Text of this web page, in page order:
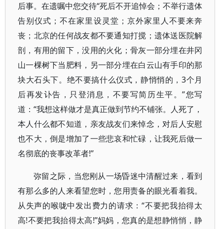
后事。在遗嘱中您交待“死后不开追悼会；不举行遗体
告别仪式；不在家里设灵堂；京外家里人不要来奔
丧；北京的任何战友都不要通知打搅；遗体送医院解
剖，有用的留下，没用的火化；骨灰一部分埋在井冈
山一棵树下当肥料，另一部分埋在白云山有手印的那
块大石头下。绝不要搞什么仪式，静悄悄的，3个月
后再发讣告，只登消息，不要写简历生平。”您写
道：“我想这样做才是真正做到节约不铺张。人死了，
本人什么都不知道，亲友战友们来悼念，对后人安慰
也不大，倒是增加了一些悲哀和忙碌，让我死后做一
名彻底的丧事改革者!”
弥留之际，当您刚从一场昏迷中清醒过来，看到
有那么多的人来看望您时，您用责备的眼光看着我。
从失声的喉咙中发出费力的请求：“不要把我抬得太
高!不要把我抬得太高!”妈妈，您真的是想静悄悄，静